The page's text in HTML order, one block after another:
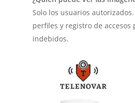
Solo los usuarios
perfiles y registro de accesos
indebidos.